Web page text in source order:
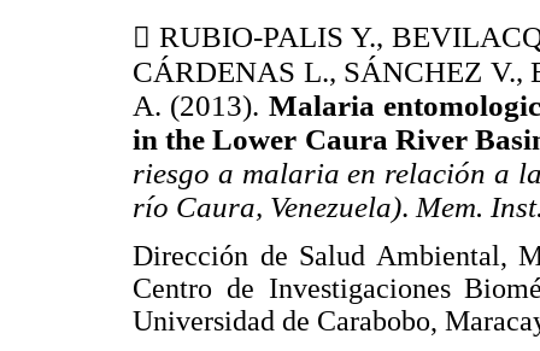
 RUBIO-PALIS Y.,
CÁRDENAS L., SÁNCHEZ
A. (2013). Malaria
in the Lower Caura River
riesgo a malaria en relación a
río Caura, Venezuela). Mem.
Dirección de Salud Ambiental,
Centro de Investigaciones
Universidad de Carabobo,